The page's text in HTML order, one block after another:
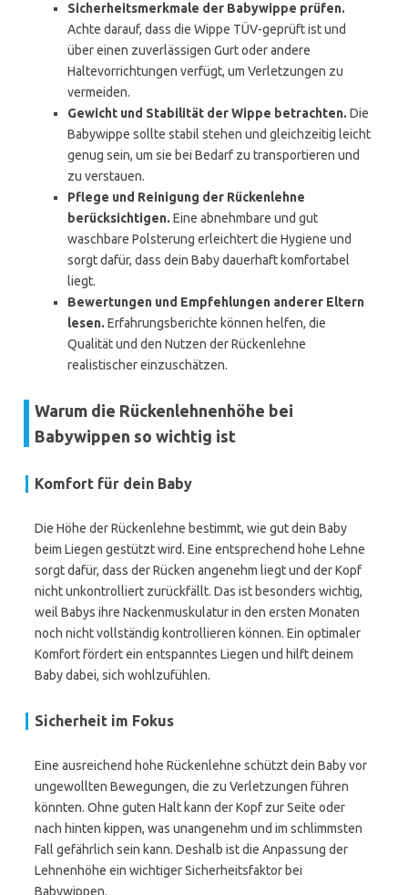
Sicherheitsmerkmale der Babywippe prüfen.
Achte darauf, dass die Wippe TÜV-geprüft ist und
über einen zuverlässigen Gurt oder andere
Haltevorrichtungen verfügt, um Verletzungen zu
vermeiden.
Gewicht und Stabilität der Wippe betrachten. Die
Babywippe sollte stabil stehen und gleichzeitig leicht
genug sein, um sie bei Bedarf zu transportieren und
zu verstauen.
Pflege und Reinigung der Rückenlehne
berücksichtigen. Eine abnehmbare und gut
waschbare Polsterung erleichtert die Hygiene und
sorgt dafür, dass dein Baby dauerhaft komfortabel
liegt.
Bewertungen und Empfehlungen anderer Eltern
lesen. Erfahrungsberichte können helfen, die
Qualität und den Nutzen der Rückenlehne
realistischer einzuschätzen.
Warum die Rückenlehnenhöhe bei
Babywippen so wichtig ist
Komfort für dein Baby
Die Höhe der Rückenlehne bestimmt, wie gut dein Baby
beim Liegen gestützt wird. Eine entsprechend hohe Lehne
sorgt dafür, dass der Rücken angenehm liegt und der Kopf
nicht unkontrolliert zurückfällt. Das ist besonders wichtig,
weil Babys ihre Nackenmuskulatur in den ersten Monaten
noch nicht vollständig kontrollieren können. Ein optimaler
Komfort fördert ein entspanntes Liegen und hilft deinem
Baby dabei, sich wohlzufühlen.
Sicherheit im Fokus
Eine ausreichend hohe Rückenlehne schützt dein Baby vor
ungewollten Bewegungen, die zu Verletzungen führen
könnten. Ohne guten Halt kann der Kopf zur Seite oder
nach hinten kippen, was unangenehm und im schlimmsten
Fall gefährlich sein kann. Deshalb ist die Anpassung der
Lehnenhöhe ein wichtiger Sicherheitsfaktor bei
Babywippen.